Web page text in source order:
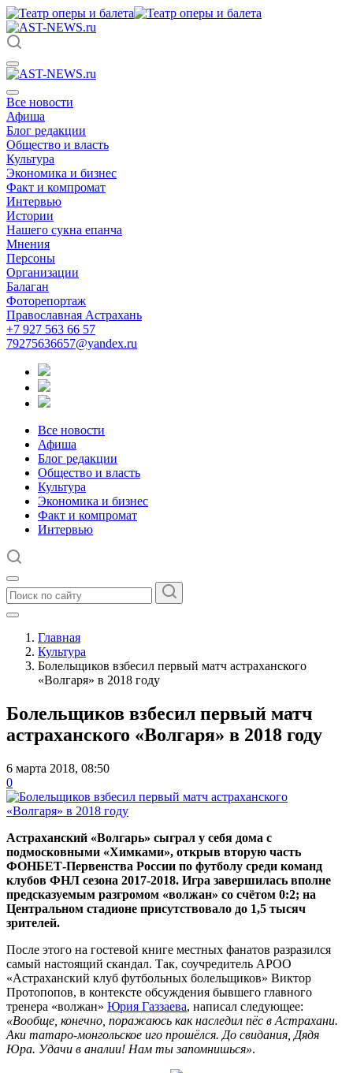
Все новости
Афиша
Блог редакции
Общество и власть
Культура
Экономика и бизнес
Факт и компромат
Интервью
Истории
Нашего сукна епанча
Мнения
Персоны
Организации
Балаган
Фоторепортаж
Православная Астрахань
+7 927 563 66 57
79275636657@yandex.ru
Все новости
Афиша
Блог редакции
Общество и власть
Культура
Экономика и бизнес
Факт и компромат
Интервью
Главная
Культура
Болельщиков взбесил первый матч астраханского
«Волгаря» в 2018 году
Болельщиков взбесил первый матч
астраханского «Волгаря» в 2018 году
6 марта 2018, 08:50
0
Астраханский «Волгарь» сыграл у себя дома с
подмосковными «Химками», открыв вторую часть
ФОНБЕТ-Первенства России по футболу среди команд
клубов ФНЛ сезона 2017-2018. Игра завершилась вполне
предсказуемым разгромом «волжан» со счётом 0:2; на
Центральном стадионе присутствовало до 1,5 тысяч
зрителей.
После этого на гостевой книге местных фанатов разразился
самый настоящий скандал. Так, соучредитель АРОО
«Астраханский клуб футбольных болельщиков» Виктор
Протопопов, в контексте обсуждения бывшего главного
тренера «волжан» Юрия Газзаева, написал следующее:
«Вообще, конечно, поражаюсь как наследил пёс в Астрахани.
Аки татаро-монгольское иго прошёлся. До свидания, Дядя
Юра. Удачи в аналии! Нам ты запомнишься».